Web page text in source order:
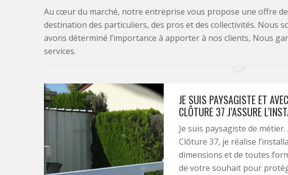
Au cœur du marché, notre entreprise vous propose une offre
destination des particuliers, des pros et des collectivités. Nous
avons déterminé l’importance à apporter à nos clients, Nous
services.
JE SUIS PAYSAGISTE ET
CLÔTURE 37 J’ASSURE
Je suis paysagiste de
Clôture 37, je réalise
dimensions et de toutes
de votre souhait pour